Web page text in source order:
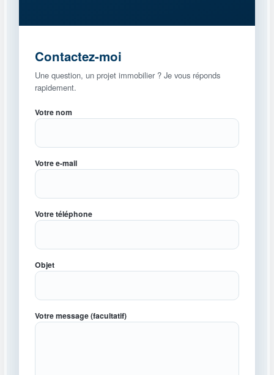
Contactez-moi
Une question, un projet immobilier ? Je vous réponds
rapidement.
Votre nom
Votre e-mail
Votre téléphone
Objet
Votre message (facultatif)